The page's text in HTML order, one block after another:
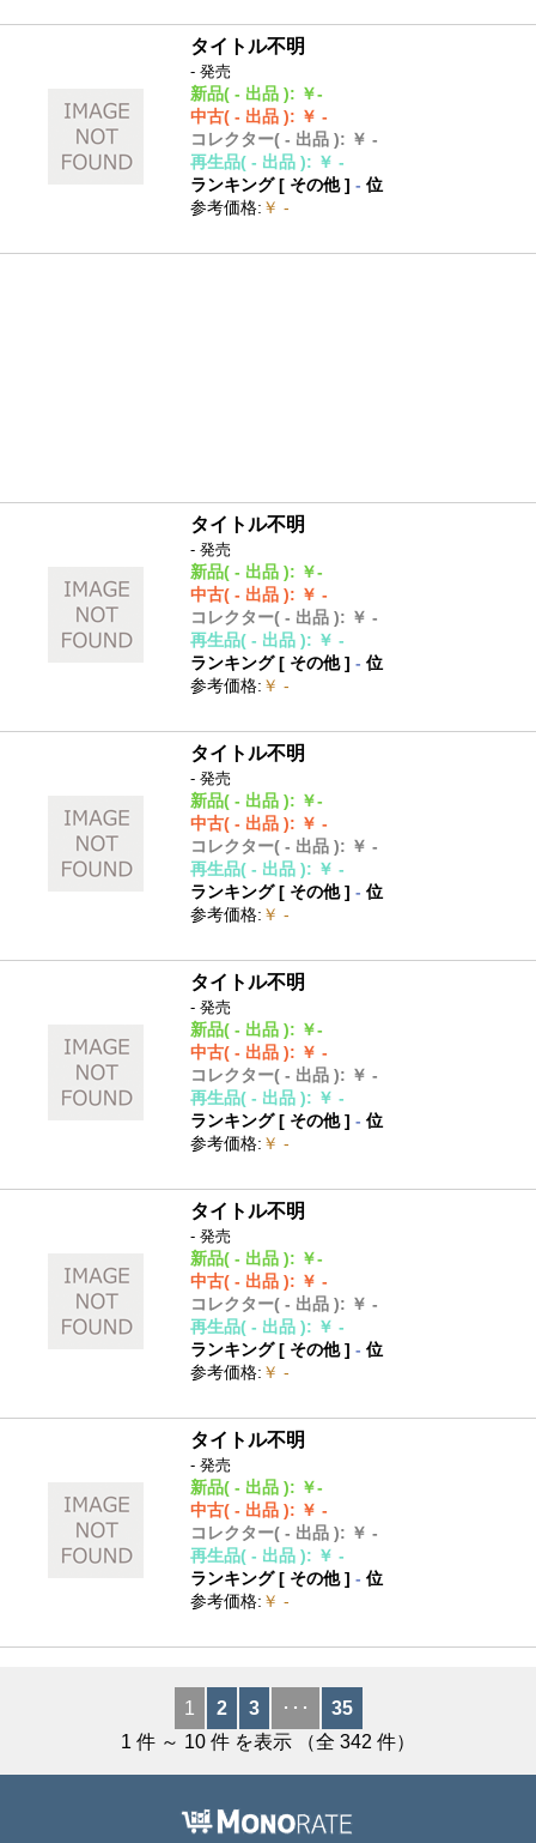
タイトル不明
- 発売
新品( - 出品 ): ￥-
中古( - 出品 ): ￥ -
コレクター( - 出品 ): ￥ -
再生品( - 出品 ): ￥ -
ランキング [ その他]- 位
参考価格: ￥ -
タイトル不明
- 発売
新品( - 出品 ): ￥-
中古( - 出品 ): ￥ -
コレクター( - 出品 ): ￥ -
再生品( - 出品 ): ￥ -
ランキング [ その他]- 位
参考価格: ￥ -
タイトル不明
- 発売
新品( - 出品 ): ￥-
中古( - 出品 ): ￥ -
コレクター( - 出品 ): ￥ -
再生品( - 出品 ): ￥ -
ランキング [ その他]- 位
参考価格: ￥ -
タイトル不明
- 発売
新品( - 出品 ): ￥-
中古( - 出品 ): ￥ -
コレクター( - 出品 ): ￥ -
再生品( - 出品 ): ￥ -
ランキング [ その他]- 位
参考価格: ￥ -
タイトル不明
- 発売
新品( - 出品 ): ￥-
中古( - 出品 ): ￥ -
コレクター( - 出品 ): ￥ -
再生品( - 出品 ): ￥ -
ランキング [ その他]- 位
参考価格: ￥ -
タイトル不明
- 発売
新品( - 出品 ): ￥-
中古( - 出品 ): ￥ -
コレクター( - 出品 ): ￥ -
再生品( - 出品 ): ￥ -
ランキング [ その他]- 位
参考価格: ￥ -
1 2 3 ･･･
35
1 件 ～ 10 件 を表示 （全 342 件）